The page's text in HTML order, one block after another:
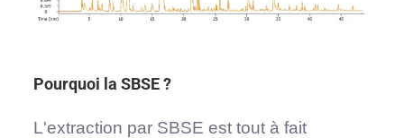
Pourquoi la SBSE ?
L'extraction par SBSE est tout à fait